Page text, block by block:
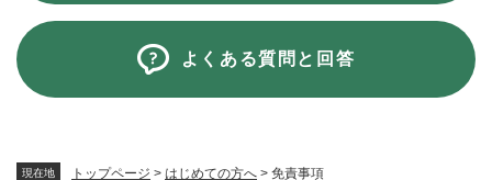
現在地 トップページ > はじめての方へ > 免責事項
よくある質問と回答